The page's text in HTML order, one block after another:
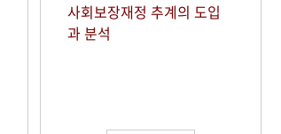
사회보장재정 추계의 도입
과 분석